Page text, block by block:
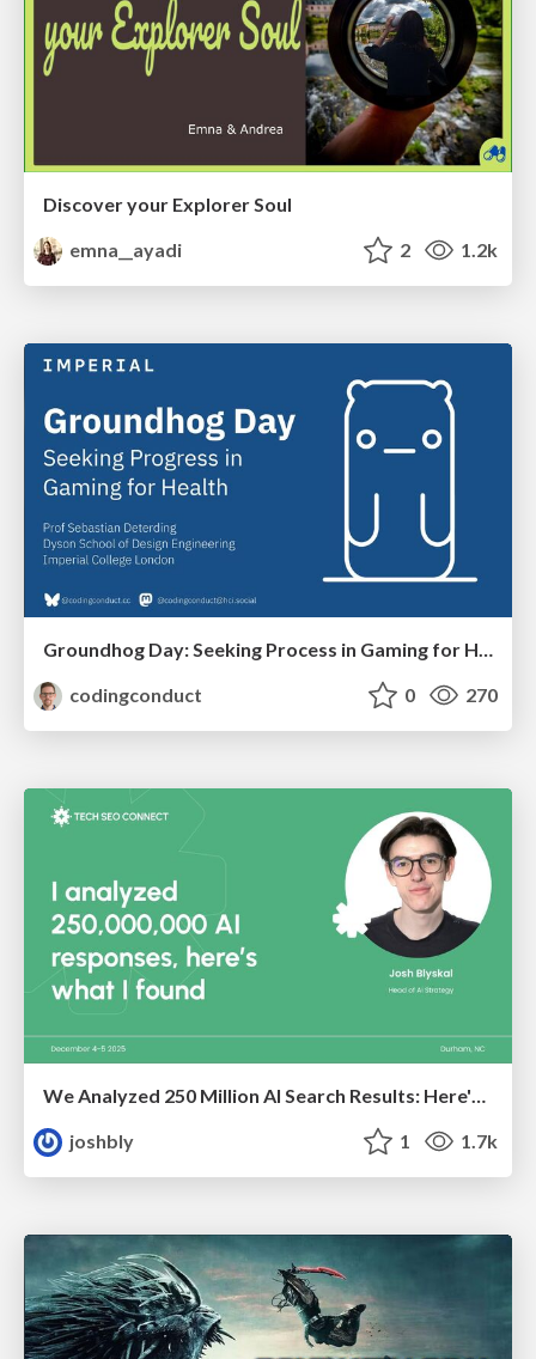
Discover your Explorer Soul
emna__ayadi
2 1.2k
Groundhog Day: Seeking Process in Gaming for Health
codingconduct
0 270
joshbly
1 1.7k